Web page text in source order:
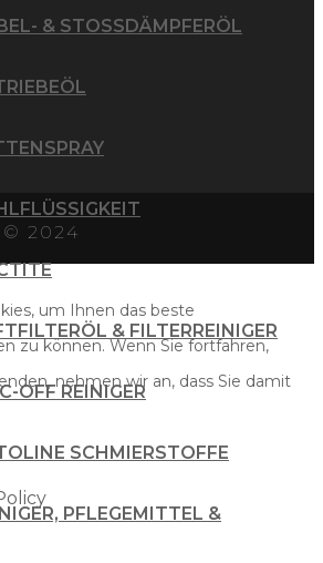
& STOSSDÄMPFERÖL
& FILTERREINIGER
OFF REINIGER
SCHMIERSTOFFE
PFLEGEMITTEL &
© 2024
um Ihnen das beste
zu können. Wenn Sie fortfahren,
nehmen wir an, dass Sie damit